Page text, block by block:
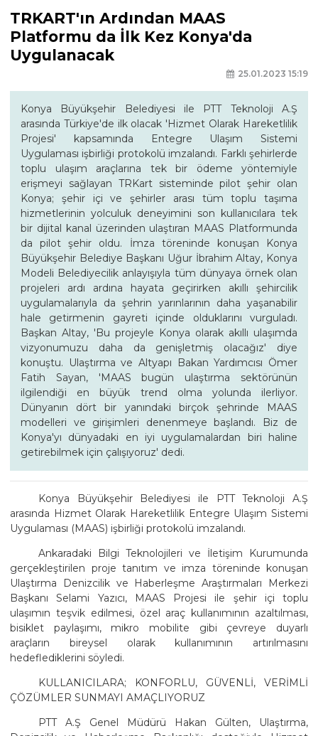
TRKART'ın Ardından MAAS
Platformu da İlk Kez Konya'da
Uygulanacak
25.01.2023 15:19
Konya Büyükşehir Belediyesi ile PTT Teknoloji A.Ş
arasında Türkiye'de ilk olacak 'Hizmet Olarak Hareketlilik
Projesi' kapsamında Entegre Ulaşım Sistemi
Uygulaması işbirliği protokolü imzalandı. Farklı şehirlerde
toplu ulaşım araçlarına tek bir ödeme yöntemiyle
erişmeyi sağlayan TRKart sisteminde pilot şehir olan
Konya; şehir içi ve şehirler arası tüm toplu taşıma
hizmetlerinin yolculuk deneyimini son kullanıcılara tek
bir dijital kanal üzerinden ulaştıran MAAS Platformunda
da pilot şehir oldu. İmza töreninde konuşan Konya
Büyükşehir Belediye Başkanı Uğur İbrahim Altay, Konya
Modeli Belediyecilik anlayışıyla tüm dünyaya örnek olan
projeleri ardı ardına hayata geçirirken akıllı şehircilik
uygulamalarıyla da şehrin yarınlarının daha yaşanabilir
hale getirmenin gayreti içinde olduklarını vurguladı.
Başkan Altay, 'Bu projeyle Konya olarak akıllı ulaşımda
vizyonumuzu daha da genişletmiş olacağız' diye
konuştu. Ulaştırma ve Altyapı Bakan Yardımcısı Ömer
Fatih Sayan, 'MAAS bugün ulaştırma sektörünün
ilgilendiği en büyük trend olma yolunda ilerliyor.
Dünyanın dört bir yanındaki birçok şehrinde MAAS
modelleri ve girişimleri denenmeye başlandı. Biz de
Konya'yı dünyadaki en iyi uygulamalardan biri haline
getirebilmek için çalışıyoruz' dedi.
Konya Büyükşehir Belediyesi ile PTT Teknoloji A.Ş
arasında Hizmet Olarak Hareketlilik Entegre Ulaşım Sistemi
Uygulaması (MAAS) işbirliği protokolü imzalandı.
Ankaradaki Bilgi Teknolojileri ve İletişim Kurumunda
gerçekleştirilen proje tanıtım ve imza töreninde konuşan
Ulaştırma Denizcilik ve Haberleşme Araştırmaları Merkezi
Başkanı Selami Yazıcı, MAAS Projesi ile şehir içi toplu
ulaşımın teşvik edilmesi, özel araç kullanımının azaltılması,
bisiklet paylaşımı, mikro mobilite gibi çevreye duyarlı
araçların bireysel olarak kullanımının artırılmasını
hedeflediklerini söyledi.
KULLANICILARA; KONFORLU, GÜVENLİ, VERİMLİ
ÇÖZÜMLER SUNMAYI AMAÇLIYORUZ
PTT A.Ş Genel Müdürü Hakan Gülten, Ulaştırma,